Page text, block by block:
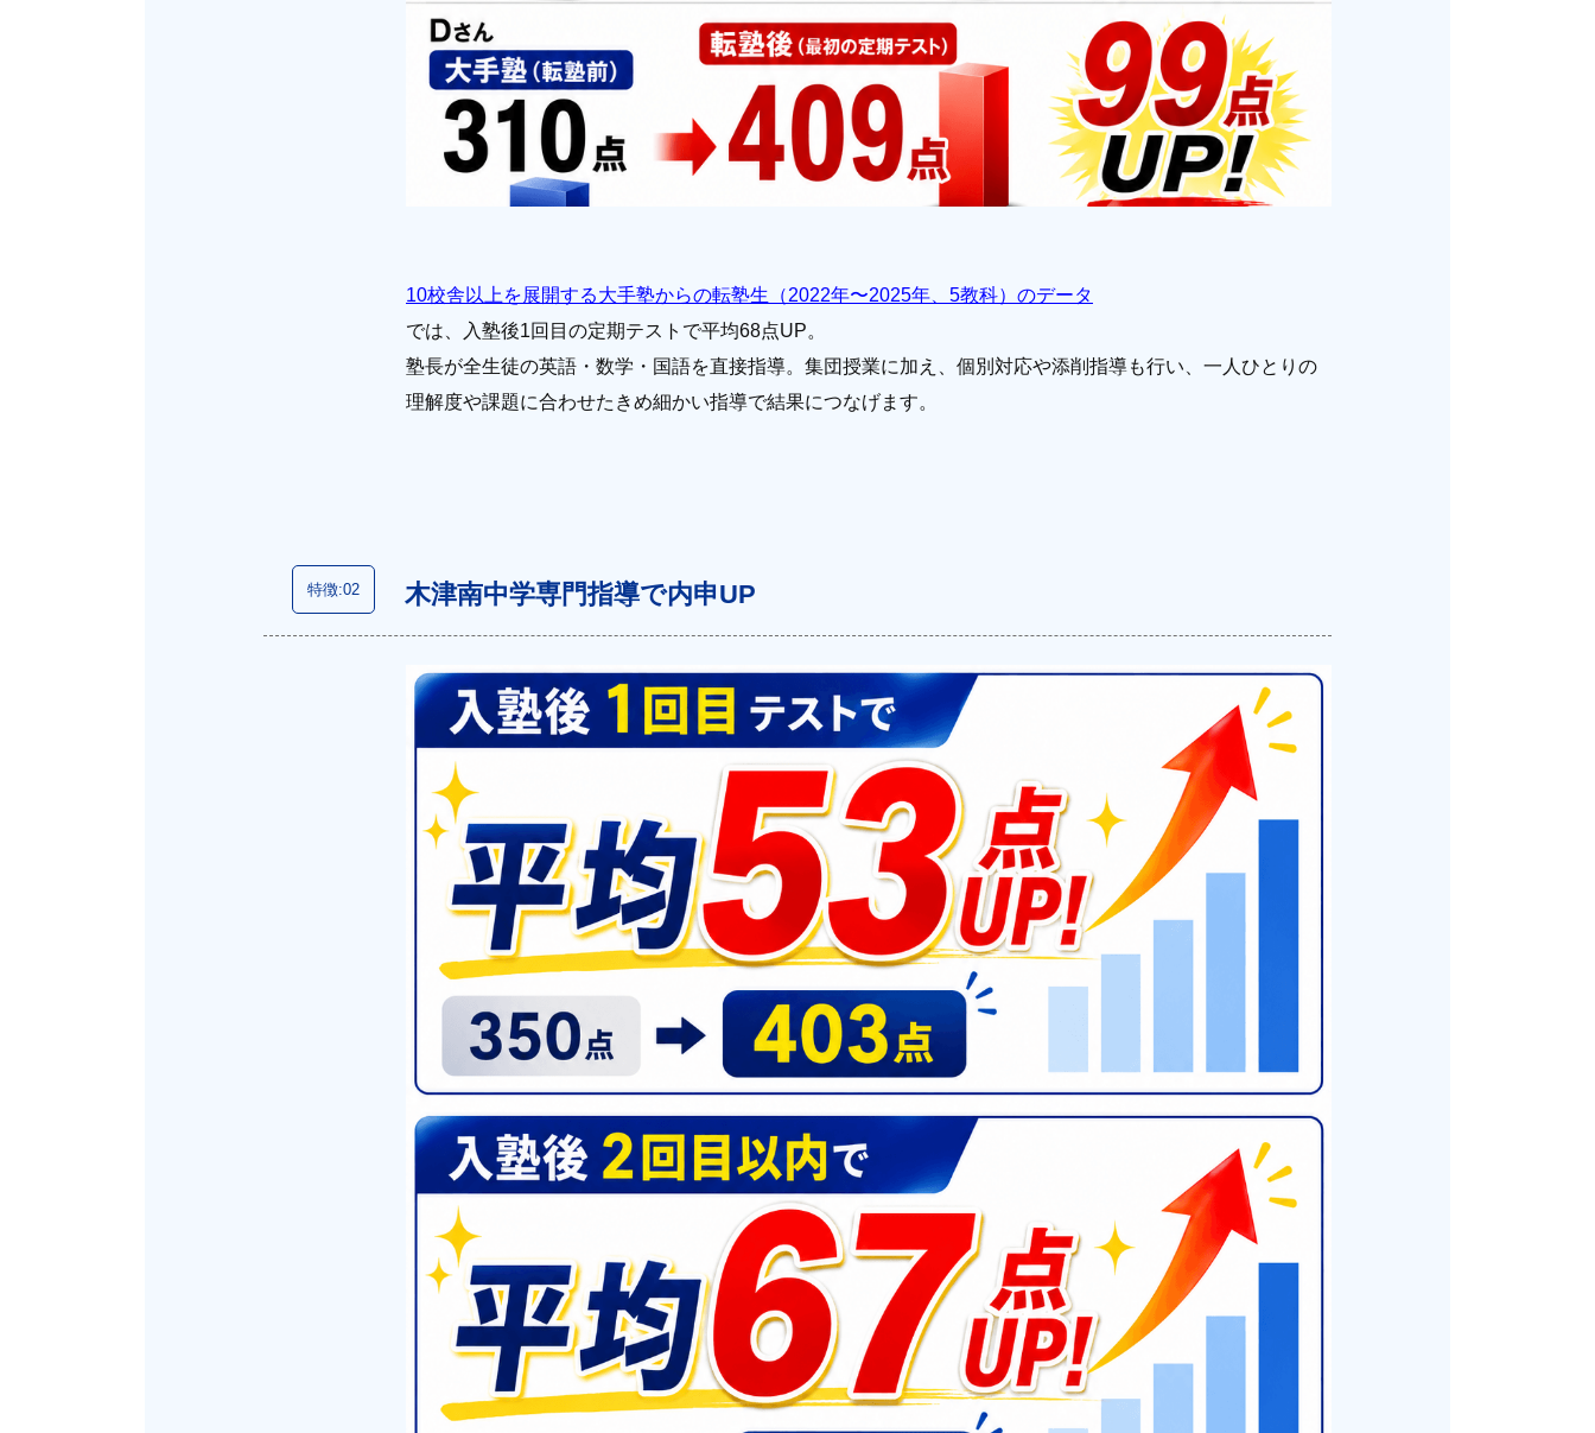
10校舎以上を展開する大手塾からの転塾生（2022年〜2025年、5教科）のデータ
では、入塾後1回目の定期テストで平均68点UP。
塾長が全生徒の英語・数学・国語を直接指導。集団授業に加え、個別対応や添削指導も行い、一人ひとりの
理解度や課題に合わせたきめ細かい指導で結果につなげます。
特徴:02 木津南中学専門指導で内申UP